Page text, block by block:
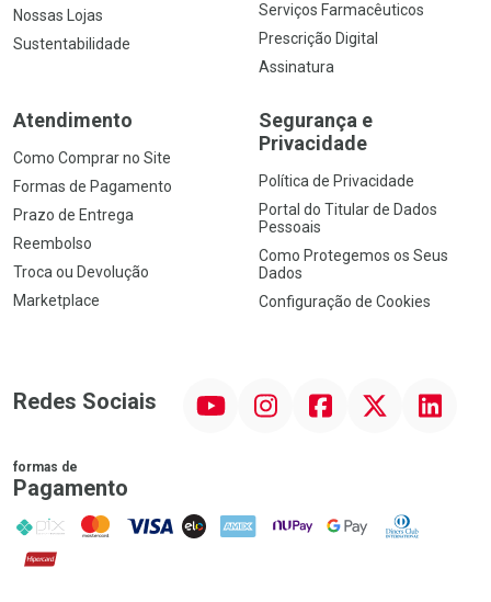
Nossas Lojas
Sustentabilidade
Serviços Farmacêuticos
Prescrição Digital
Assinatura
Atendimento
Como Comprar no Site
Formas de Pagamento
Prazo de Entrega
Reembolso
Troca ou Devolução
Marketplace
Segurança e
Privacidade
Política de Privacidade
Portal do Titular de Dados
Pessoais
Como Protegemos os Seus
Dados
Configuração de Cookies
Redes Sociais InstagramFacebookTwitter Linkedin
formas de
Pagamento
PIX MasterCard
VISA ELO AMEX NuPay Google PayDiners Club
Hipercard